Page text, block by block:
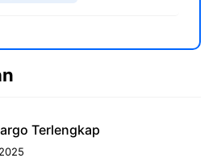
Terlengkap